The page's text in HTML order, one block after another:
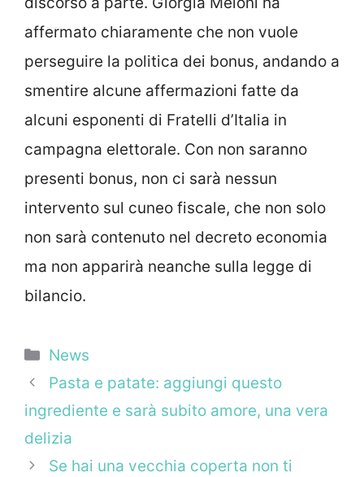
affermato chiaramente che non vuole
perseguire la politica dei bonus, andando a
smentire alcune affermazioni fatte da
alcuni esponenti di Fratelli d’Italia in
campagna elettorale. Con non saranno
presenti bonus, non ci sarà nessun
intervento sul cuneo fiscale, che non solo
non sarà contenuto nel decreto economia
ma non apparirà neanche sulla legge di
bilancio.
Categorie
News
Pasta e patate: aggiungi questo
ingrediente e sarà subito amore, una vera
delizia
Se hai una vecchia coperta non ti